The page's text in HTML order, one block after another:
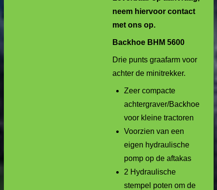
neem hiervoor contact
met ons op.
Backhoe BHM 5600
Drie punts graafarm voor
achter de minitrekker.
Zeer compacte
achtergraver/Backhoe
voor kleine tractoren
Voorzien van een
eigen hydraulische
pomp op de aftakas
2 Hydraulische
stempel poten om de